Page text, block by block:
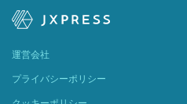
運営会社
プライバシーポリシー